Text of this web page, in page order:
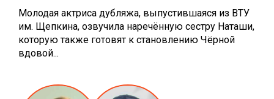
Молодая актриса дубляжа, выпустившаяся из ВТУ
им. Щепкина, озвучила наречённую сестру Наташи,
которую также готовят к становлению Чёрной
вдовой...